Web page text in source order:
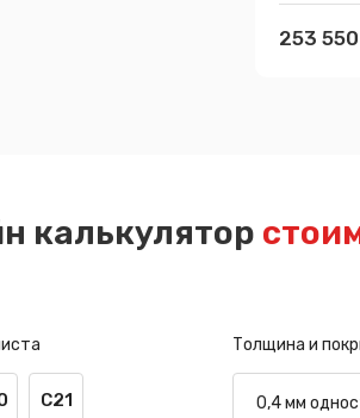
253
калькулятор
С21
Толщина и